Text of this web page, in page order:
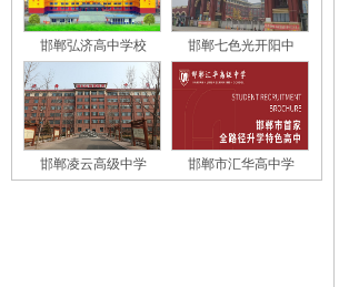
邯郸弘济高中学校 邯郸七色光开阳中
邯郸凌云高级中学 邯郸市汇华高中学